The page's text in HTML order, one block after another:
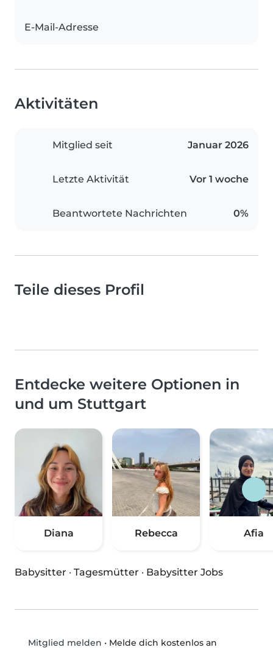
E-Mail-Adresse
Aktivitäten
Mitglied seit Januar 2026
Letzte Aktivität Vor 1 woche
Beantwortete Nachrichten 0%
Teile dieses Profil
Entdecke weitere Optionen in
und um Stuttgart
Diana Rebecca Afia
Babysitter · Tagesmütter · Babysitter Jobs
Mitglied melden • Melde dich kostenlos an